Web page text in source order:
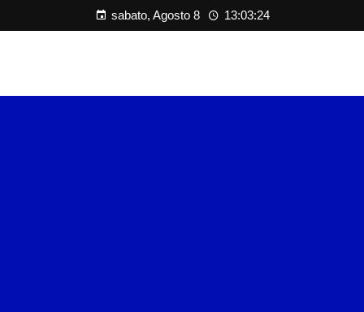
sabato, Agosto 8 13:03:25